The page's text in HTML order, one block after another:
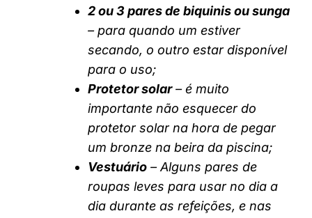
2 ou 3 pares de biquinis ou sunga
– para quando um estiver
secando, o outro estar disponível
para o uso;
Protetor solar– é muito
importante não esquecer do
protetor solar na hora de pegar
um bronze na beira da piscina;
Vestuário – Alguns pares de
roupas leves para usar no dia a
dia durante as refeições, e nas